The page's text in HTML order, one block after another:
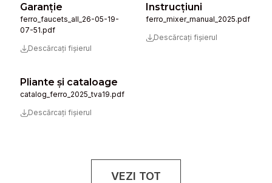
Garanție
ferro_faucets_all_26-05-19-
07-51.pdf
Descărcați fișierul
Instrucţiuni
ferro_mixer_manual_2025.pdf
Descărcați fișierul
Pliante și cataloage
catalog_ferro_2025_tva19.pdf
Descărcați fișierul
VEZI TOT